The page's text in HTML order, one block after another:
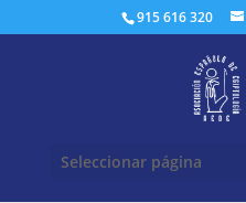
915 616 320
Seleccionar página